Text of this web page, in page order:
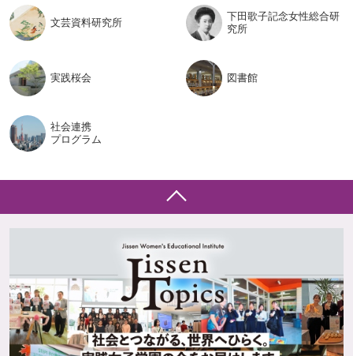
文芸資料研究所
下田歌子記念女性総合研
究所
実践桜会 図書館
社会連携
プログラム